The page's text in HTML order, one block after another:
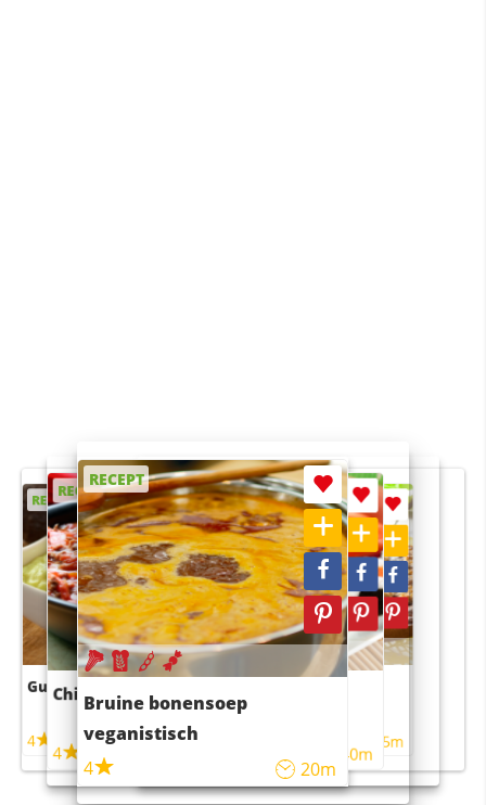
RECEPT
Guacamole
4
RECEPT
Chili con carne
4 45m
RECEPT
Bruine bonensoep
veganistisch
4
20m
RECEPT
Sushi rijstsalade
maaltijdsalade
40m
RECEPT
4 55m